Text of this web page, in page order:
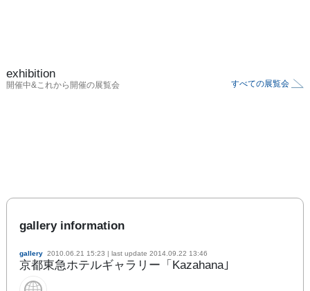
exhibition
開催中&これから開催の展覧会 すべての展覧会
gallery information
gallery 2010.06.21 15:23 | last update 2014.09.22 13:46
京都東急ホテルギャラリー「Kazahana｣